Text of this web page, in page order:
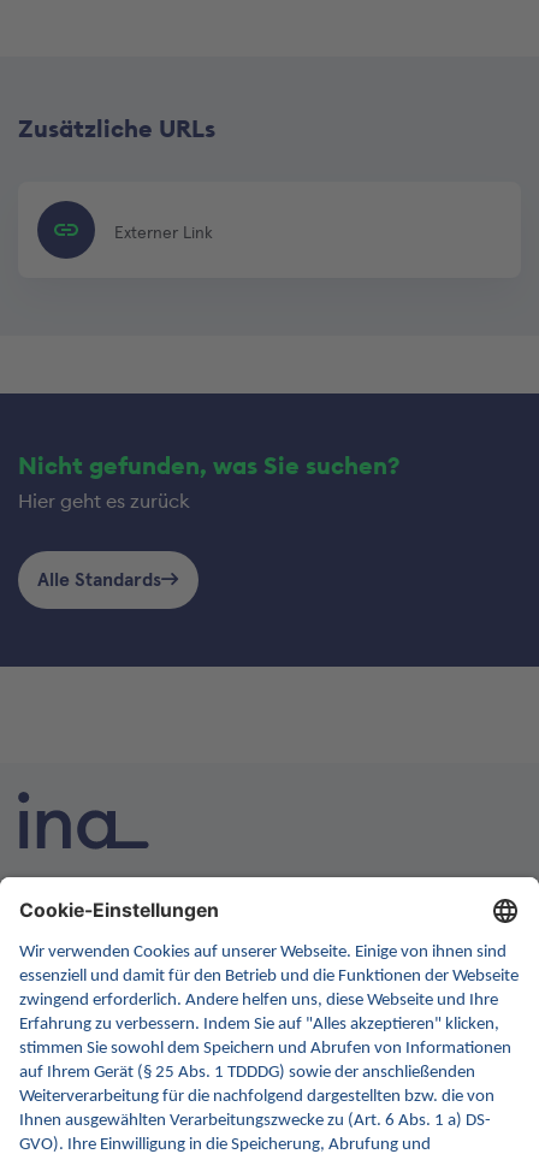
Zusätzliche URLs
Externer Link
Nicht gefunden, was Sie suchen?
Hier geht es zurück
Alle Standards
INA ist die nationale Wissensplattform für Interoperabilität.
Gesundheitswesen werden. Dafür erweitern wir
kontinuierlich die Inhalte und Funktionen von INA.
Kontakt
Kontaktformular